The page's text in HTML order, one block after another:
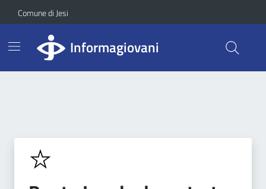
Skip to Main Content
Vai ai contenuti
Vai al footer
Comune di Jesi
Informagiovani